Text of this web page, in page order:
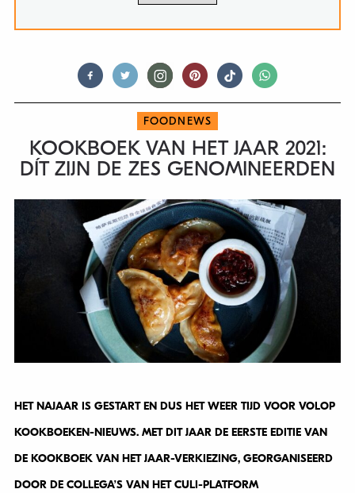
FOODNEWS
KOOKBOEK VAN HET JAAR 2021:
DÍT ZIJN DE ZES GENOMINEERDEN
HET NAJAAR IS GESTART EN DUS HET WEER TIJD VOOR VOLOP
KOOKBOEKEN-NIEUWS. MET DIT JAAR DE EERSTE EDITIE VAN
DE KOOKBOEK VAN HET JAAR-VERKIEZING, GEORGANISEERD
DOOR DE COLLEGA’S VAN HET CULI-PLATFORM